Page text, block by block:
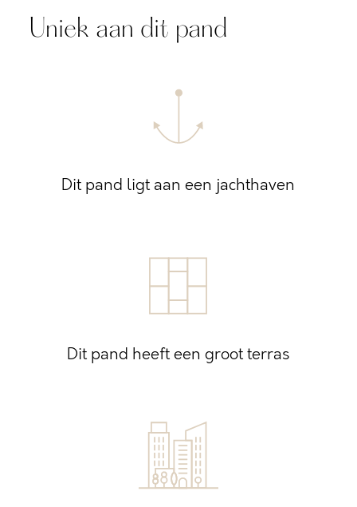
Uniek aan dit pand
Dit pand ligt aan een jachthaven
Dit pand heeft een groot terras